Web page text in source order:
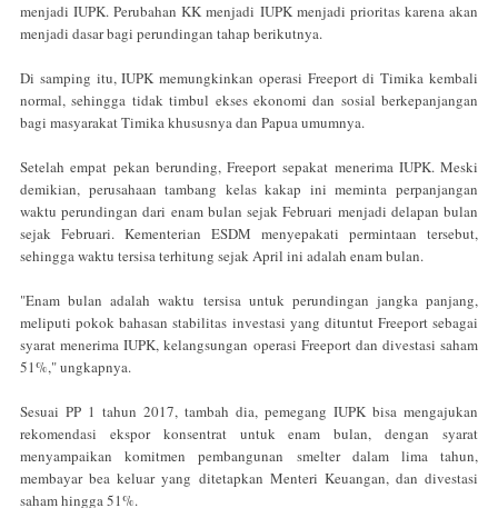
menjadi IUPK. Perubahan KK menjadi IUPK menjadi prioritas karena akan
menjadi dasar bagi perundingan tahap berikutnya.
Di samping itu, IUPK memungkinkan operasi Freeport di Timika kembali
normal, sehingga tidak timbul ekses ekonomi dan sosial berkepanjangan
bagi masyarakat Timika khususnya dan Papua umumnya.
Setelah empat pekan berunding, Freeport sepakat menerima IUPK. Meski
demikian, perusahaan tambang kelas kakap ini meminta perpanjangan
waktu perundingan dari enam bulan sejak Februari menjadi delapan bulan
sejak Februari. Kementerian ESDM menyepakati permintaan tersebut,
sehingga waktu tersisa terhitung sejak April ini adalah enam bulan.
"Enam bulan adalah waktu tersisa untuk perundingan jangka panjang,
meliputi pokok bahasan stabilitas investasi yang dituntut Freeport sebagai
syarat menerima IUPK, kelangsungan operasi Freeport dan divestasi saham
51%," ungkapnya.
Sesuai PP 1 tahun 2017, tambah dia, pemegang IUPK bisa mengajukan
rekomendasi ekspor konsentrat untuk enam bulan, dengan syarat
menyampaikan komitmen pembangunan smelter dalam lima tahun,
membayar bea keluar yang ditetapkan Menteri Keuangan, dan divestasi
saham hingga 51%.